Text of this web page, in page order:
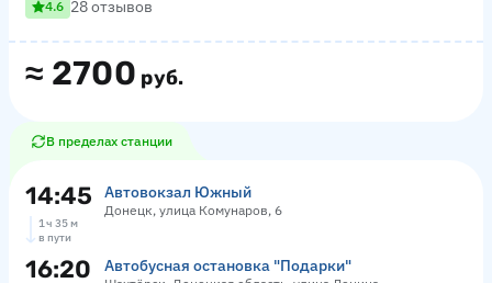
≈ 2700 руб.
4.6 28 отзывов
В пределах станции
14:45 Автовокзал Южный
Донецк, улица Комунаров, 6
1 ч 35 м
в пути
16:20 Автобусная остановка "Подарки"